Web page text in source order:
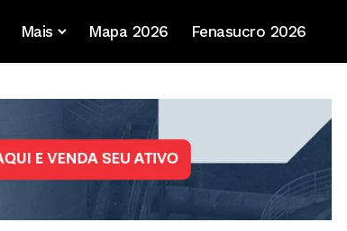
Mais Mapa 2026 Fenasucro 2026